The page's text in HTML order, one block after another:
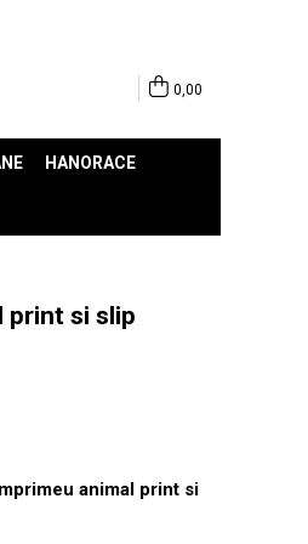
0,00
HANORACE
print si slip
animal print si